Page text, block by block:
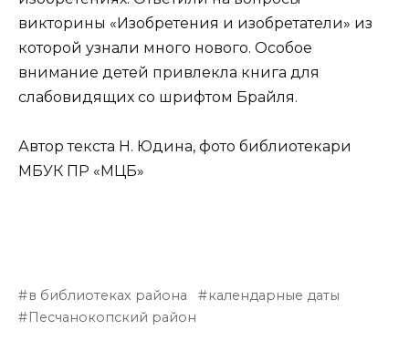
викторины «Изобретения и изобретатели» из
которой узнали много нового. Особое
внимание детей привлекла книга для
слабовидящих со шрифтом Брайля.
Автор текста Н. Юдина, фото библиотекари
МБУК ПР «МЦБ»
в библиотеках района
календарные даты
Песчанокопский район